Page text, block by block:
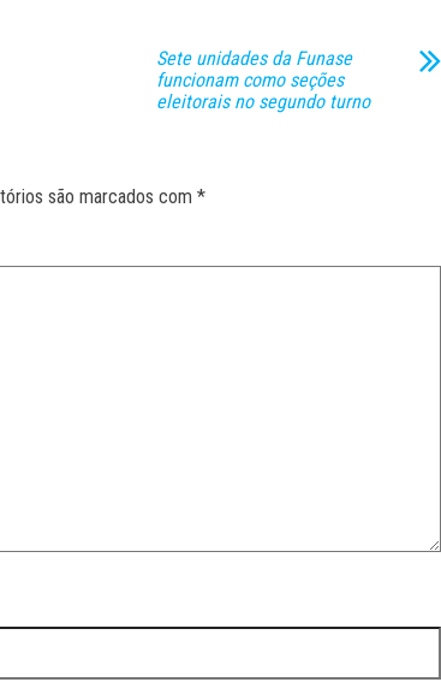
Sete unidades da Funase
funcionam como seções
eleitorais no segundo turno
são marcados com *